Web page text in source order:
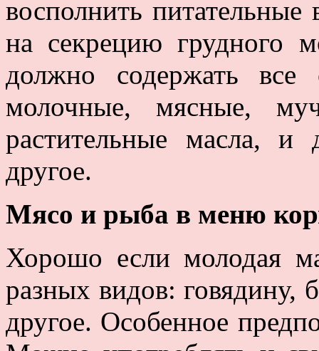
восполнить питательные
на секрецию грудного
должно содержать все
молочные, мясные,
растительные масла, и
другое.
Мясо и рыба в меню
Хорошо если молодая
разных видов: говядину,
другое. Особенное